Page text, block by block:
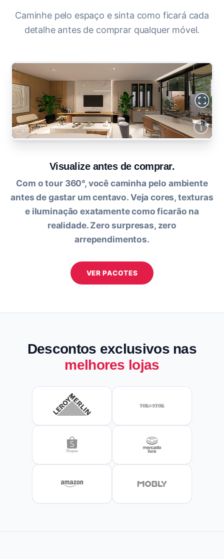
Caminhe pelo espaço e sinta como ficará cada
detalhe antes de comprar qualquer móvel.
Visualize antes de comprar.
Com o tour 360°, você caminha pelo ambiente
antes de gastar um centavo. Veja cores, texturas
e iluminação exatamente como ficarão na
realidade. Zero surpresas, zero
arrependimentos.
VER PACOTES
Descontos exclusivos nas
melhores lojas